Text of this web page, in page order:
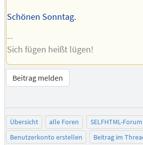
Schönen Sonntag.
--
Sich fügen heißt lügen!
Beitrag melden
Übersicht alle Foren SELFHTML-Forum
Benutzerkonto erstellen
Beitrag im